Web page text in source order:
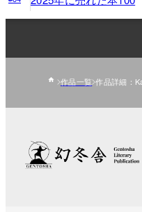
作品一覧 作品詳細：